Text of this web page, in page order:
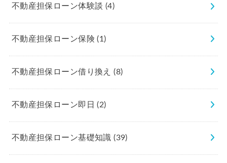
不動産担保ローン体験談 (4)
不動産担保ローン保険(1)
不動産担保ローン借り換え(8)
不動産担保ローン即日(2)
不動産担保ローン基礎知識(39)